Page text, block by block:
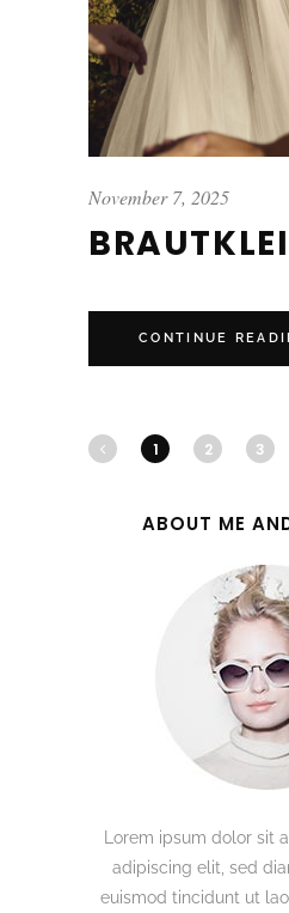
November 7, 2025
CONTINUE
1 2 3
ABOUT ME
Lorem ipsum dolor sit
adipiscing elit, sed
euismod tincidunt ut